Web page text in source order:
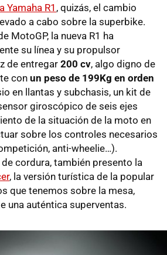
Yamaha R1 , quizás, el cambio
a cabo sobre la superbike.
MotoGP, la nueva R1 ha
su línea y su propulsor
de entregar 200 cv, algo digno de
conun peso de 199Kg en orden
en llantas y subchasis, un kit de
giroscópico de seis ejes
de la situación de la moto en
sobre los controles necesarios
anti-wheelie…).
cordura, también presento la
, la versión turística de la popular
que tenemos sobre la mesa,
una auténtica superventas.